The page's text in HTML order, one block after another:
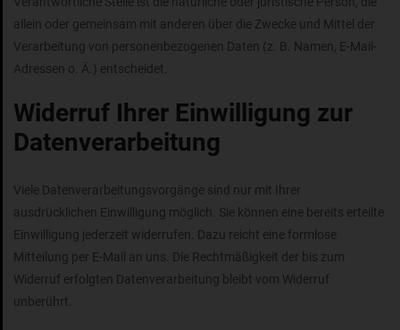
allein oder gemeinsam mit anderen über die Zwecke und Mittel der
Verarbeitung von personenbezogenen Daten (z. B. Namen, E-Mail-
Adressen o. Ä.) entscheidet.
Widerruf Ihrer Einwilligung zur
Datenverarbeitung
Viele Datenverarbeitungsvorgänge sind nur mit Ihrer
ausdrücklichen Einwilligung möglich. Sie können eine bereits erteilte
Einwilligung jederzeit widerrufen. Dazu reicht eine formlose
Mitteilung per E-Mail an uns. Die Rechtmäßigkeit der bis zum
Widerruf erfolgten Datenverarbeitung bleibt vom Widerruf
unberührt.